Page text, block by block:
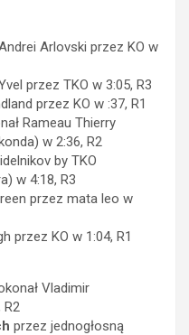
Arlovski przez KO w
przez TKO w 3:05, R3
przez KO w :37, R1
Rameau Thierry
w 2:36, R2
by TKO
w 4:18, R3
przez mata leo w
przez KO w 1:04, R1
Vladimir
R2
przez jednogłosną